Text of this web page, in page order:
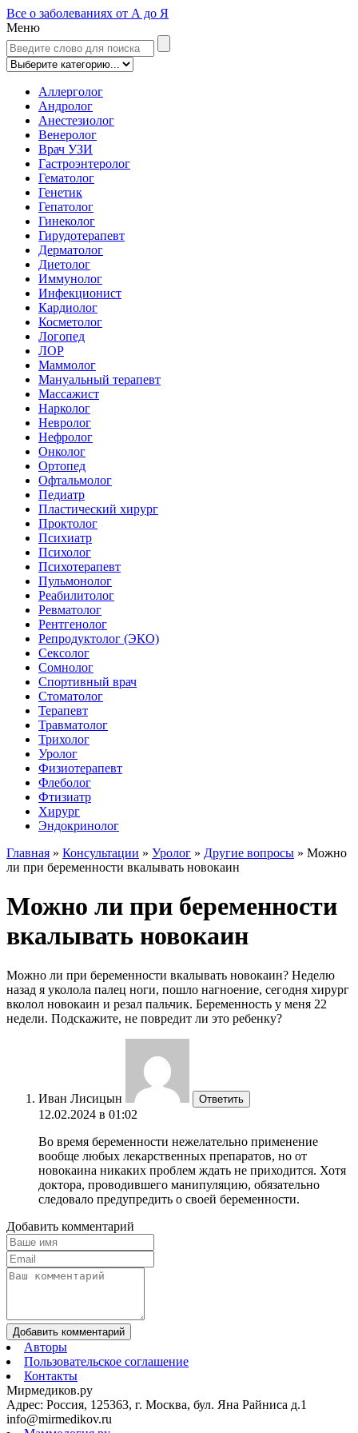
Все о заболеваниях от А до Я
Меню
Аллерголог
Андролог
Анестезиолог
Венеролог
Врач УЗИ
Гастроэнтеролог
Гематолог
Генетик
Гепатолог
Гинеколог
Гирудотерапевт
Дерматолог
Диетолог
Иммунолог
Инфекционист
Кардиолог
Косметолог
Логопед
ЛОР
Маммолог
Мануальный терапевт
Массажист
Нарколог
Невролог
Нефролог
Онколог
Ортопед
Офтальмолог
Педиатр
Пластический хирург
Проктолог
Психиатр
Психолог
Психотерапевт
Пульмонолог
Реабилитолог
Ревматолог
Рентгенолог
Репродуктолог (ЭКО)
Сексолог
Сомнолог
Спортивный врач
Стоматолог
Терапевт
Травматолог
Трихолог
Уролог
Физиотерапевт
Флеболог
Фтизиатр
Хирург
Эндокринолог
Главная » Консультации » Уролог » Другие вопросы » Можно
ли при беременности вкалывать новокаин
Можно ли при беременности
вкалывать новокаин
Можно ли при беременности вкалывать новокаин? Неделю
назад я уколола палец ноги, пошло нагноение, сегодня хирург
вколол новокаин и резал пальчик. Беременность у меня 22
недели. Подскажите, не повредит ли это ребенку?
Иван Лисицын Ответить
12.02.2024 в 01:02
Во время беременности нежелательно применение
вообще любых лекарственных препаратов, но от
новокаина никаких проблем ждать не приходится. Хотя
доктора, проводившего манипуляцию, обязательно
следовало предупредить о своей беременности.
Добавить комментарий
Добавить комментарий
Авторы
Пользовательское соглашение
Контакты
Мирмедиков.ру
Адрес: Россия, 125363, г. Москва, бул. Яна Райниса д.1
info@mirmedikov.ru